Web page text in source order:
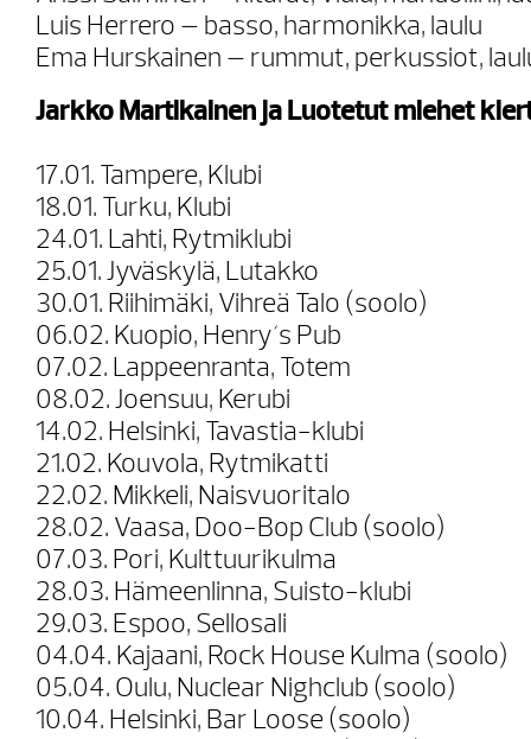
Luis Herrero – basso, harmonikka, laulu
Ema Hurskainen – rummut, perkussiot,
Jarkko Martikainen ja Luotetut miehet
17.01. Tampere, Klubi
18.01. Turku, Klubi
24.01. Lahti, Rytmiklubi
25.01. Jyväskylä, Lutakko
30.01. Riihimäki, Vihreä Talo (soolo)
06.02. Kuopio, Henry´s Pub
07.02. Lappeenranta, Totem
08.02. Joensuu, Kerubi
14.02. Helsinki, Tavastia-klubi
21.02. Kouvola, Rytmikatti
22.02. Mikkeli, Naisvuoritalo
28.02. Vaasa, Doo-Bop Club (soolo)
07.03. Pori, Kulttuurikulma
28.03. Hämeenlinna, Suisto-klubi
29.03. Espoo, Sellosali
04.04. Kajaani, Rock House Kulma (soolo)
05.04. Oulu, Nuclear Nighclub (soolo)
10.04. Helsinki, Bar Loose (soolo)